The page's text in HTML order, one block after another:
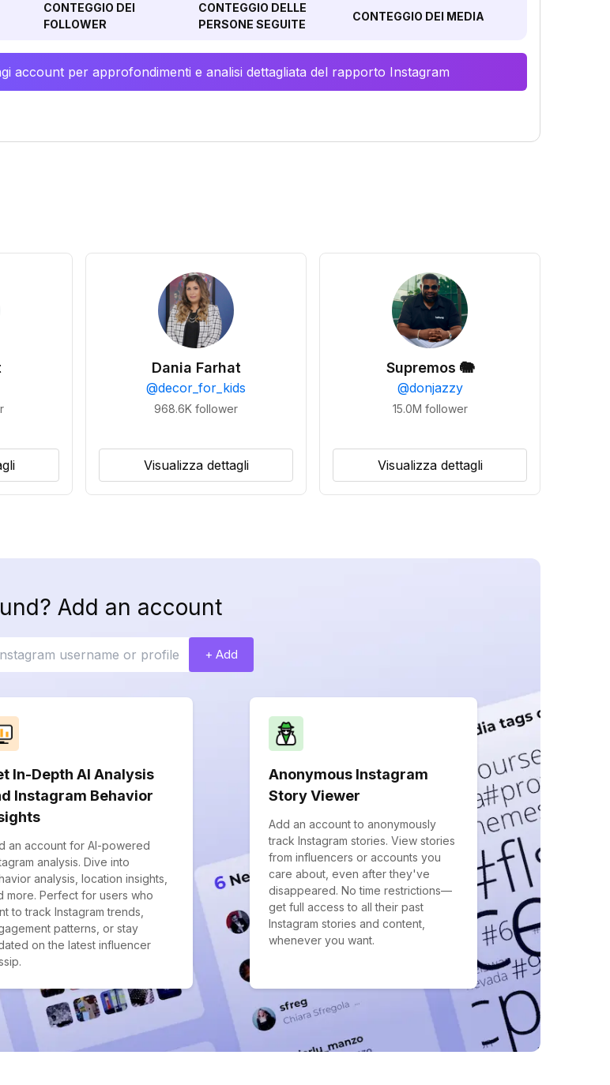
CONTEGGIO DEI
FOLLOWER
CONTEGGIO DELLE
PERSONE SEGUITE
CONTEGGIO DEI MEDIA
account per approfondimenti e analisi dettagliata del rapporto Instagram
Dania Farhat
@decor_for_kids
968.6K follower
Visualizza dettagli
Supremos 🐘
@donjazzy
15.0M follower
Visualizza dettagli
Add an account
+ Add
In-Depth AI Analysis
Instagram Behavior
an account for AI-powered
analysis. Dive into
analysis, location insights,
more. Perfect for users who
to track Instagram trends,
patterns, or stay
on the latest influencer
Anonymous Instagram
Story Viewer
Add an account to anonymously
track Instagram stories. View stories
from influencers or accounts you
care about, even after they've
disappeared. No time restrictions—
get full access to all their past
Instagram stories and content,
whenever you want.